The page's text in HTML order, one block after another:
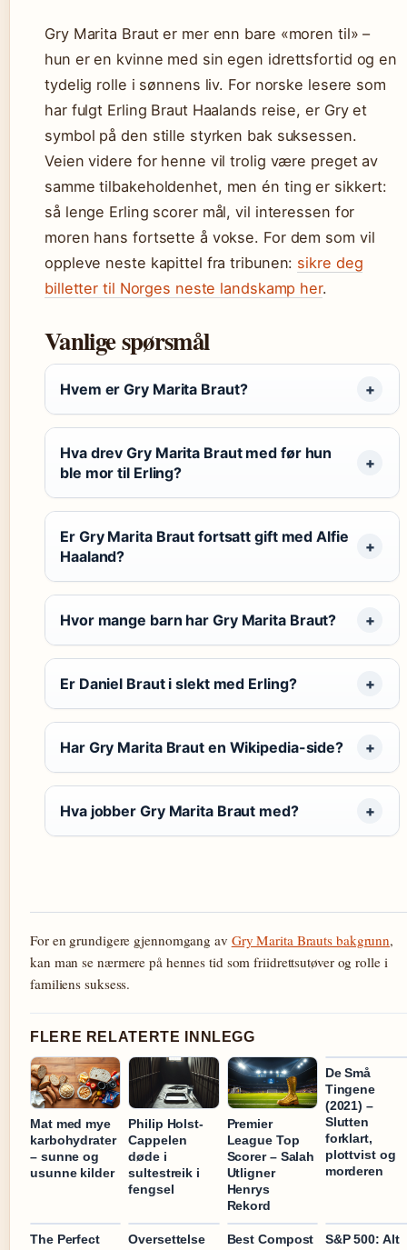
Gry Marita Braut er mer enn bare «moren til» –
hun er en kvinne med sin egen idrettsfortid og en
tydelig rolle i sønnens liv. For norske lesere som
har fulgt Erling Braut Haalands reise, er Gry et
symbol på den stille styrken bak suksessen.
Veien videre for henne vil trolig være preget av
samme tilbakeholdenhet, men én ting er sikkert:
så lenge Erling scorer mål, vil interessen for
moren hans fortsette å vokse. For dem som vil
oppleve neste kapittel fra tribunen: sikre deg
billetter til Norges neste landskamp her.
Vanlige spørsmål
Hvem er Gry Marita Braut?
Hva drev Gry Marita Braut med før hun
ble mor til Erling?
Er Gry Marita Braut fortsatt gift med Alfie
Haaland?
Hvor mange barn har Gry Marita Braut?
Er Daniel Braut i slekt med Erling?
Har Gry Marita Braut en Wikipedia-side?
Hva jobber Gry Marita Braut med?
For en grundigere gjennomgang av Gry Marita Brauts bakgrunn,
kan man se nærmere på hennes tid som friidrettsutøver og rolle i
familiens suksess.
FLERE RELATERTE INNLEGG
Mat med mye
karbohydrater
– sunne og
usunne kilder
Philip Holst-
Cappelen
døde i
sultestreik i
fengsel
Premier
League Top
Scorer – Salah
Utligner
Henrys
Rekord
De Små
Tingene
(2021) –
Slutten
forklart,
plottvist og
morderen
The Perfect
Oversettelse
Best Compost
S&P 500: Alt